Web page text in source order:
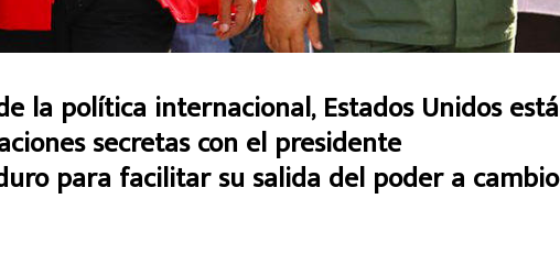
la política internacional, Estados Unidos está
secretas con el presidente
para facilitar su salida del poder a cambio